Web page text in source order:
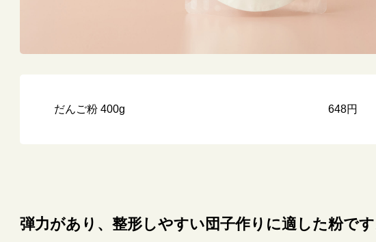
だんご粉 400g 648円
弾力があり、整形しやすい団子作りに適した粉です